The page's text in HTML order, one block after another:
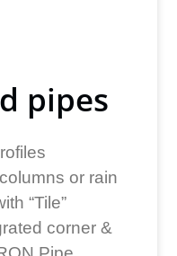
pipes
or rain
“Tile”
corner &